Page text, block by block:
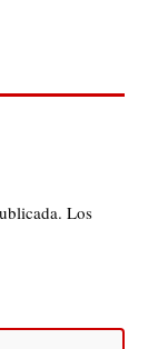
Los